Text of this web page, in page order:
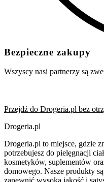
Bezpieczne zakupy
Wszyscy nasi partnerzy są
Przejdź do Drogeria.pl bez
Drogeria.pl
Drogeria.pl to miejsce, gdzie
potrzebujesz do pielęgnacji
kosmetyków, suplementów
domowego. Nasze produkty